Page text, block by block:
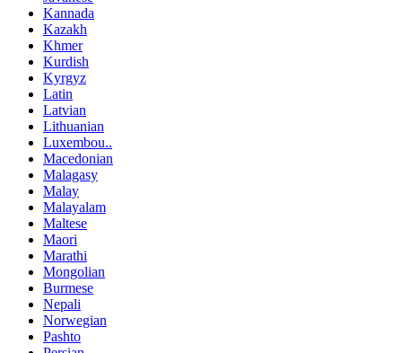
Kannada
Kazakh
Khmer
Kurdish
Kyrgyz
Latin
Latvian
Lithuanian
Luxembou..
Macedonian
Malagasy
Malay
Malayalam
Maltese
Maori
Marathi
Mongolian
Burmese
Nepali
Norwegian
Pashto